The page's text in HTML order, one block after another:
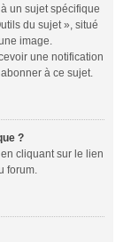
un sujet spécifique
du sujet », situé
image.
une notification
à ce sujet.
?
cliquant sur le lien
forum.